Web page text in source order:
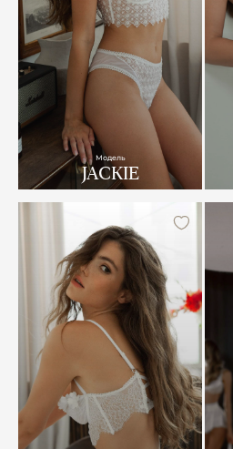
Модель
JACKIE